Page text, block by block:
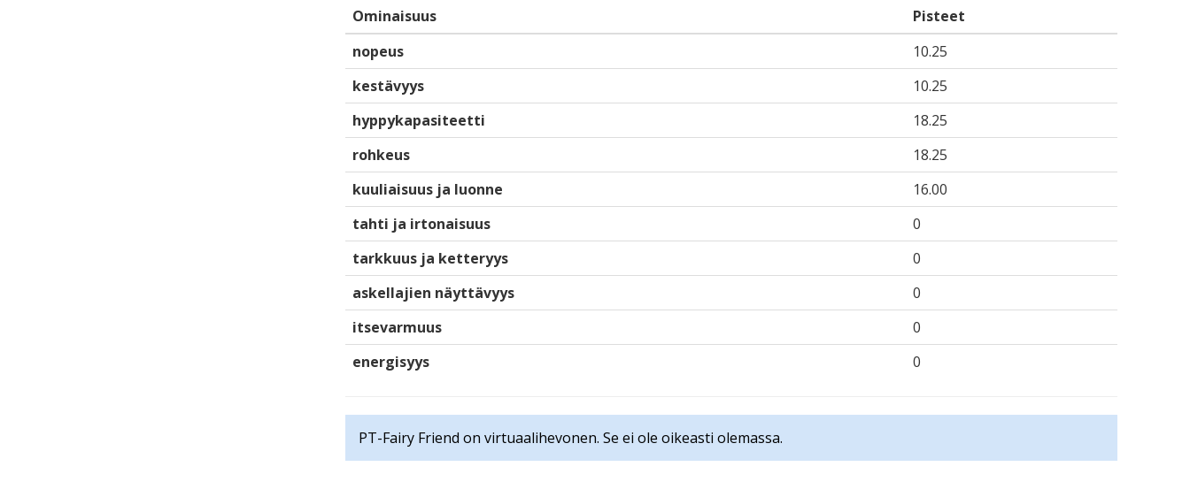
Ominaisuus
Pisteet
nopeus
10.25
kestävyys
10.25
hyppykapasiteetti
18.25
rohkeus
18.25
kuuliaisuus ja luonne
16.00
tahti ja irtonaisuus
0
tarkkuus ja ketteryys
0
askellajien näyttävyys
0
itsevarmuus
0
energisyys
0
PT-Fairy Friend on virtuaalihevonen. Se ei ole oikeasti olemassa.